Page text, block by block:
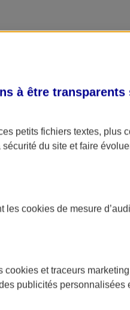
à être
petits fichiers textes, plus
du site et faire
les cookies de mesure
cookies et traceurs
publicités